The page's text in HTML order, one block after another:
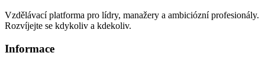
Vzdělávací platforma pro lídry, manažery a ambiciózní profesionály.
Rozvíjejte se kdykoliv a kdekoliv.
Informace